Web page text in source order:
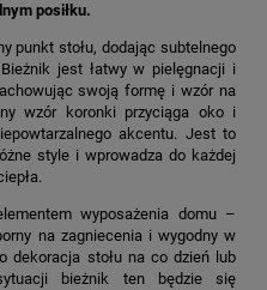
posiłku.
punkt stołu, dodając subtelnego
jest łatwy w pielęgnacji i
swoją formę i wzór na
wzór koronki przyciąga oko i
akcentu. Jest to
style i wprowadza do każdej
wyposażenia domu –
na zagniecenia i wygodny w
dekoracja stołu na co dzień lub
bieżnik ten będzie się